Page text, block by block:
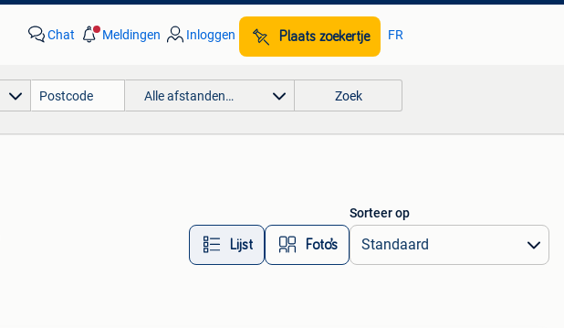
Chat Meldingen Inloggen Plaats zoekertje FR
Alle afstanden… Zoek
Lijst Foto’s
Sorteer op